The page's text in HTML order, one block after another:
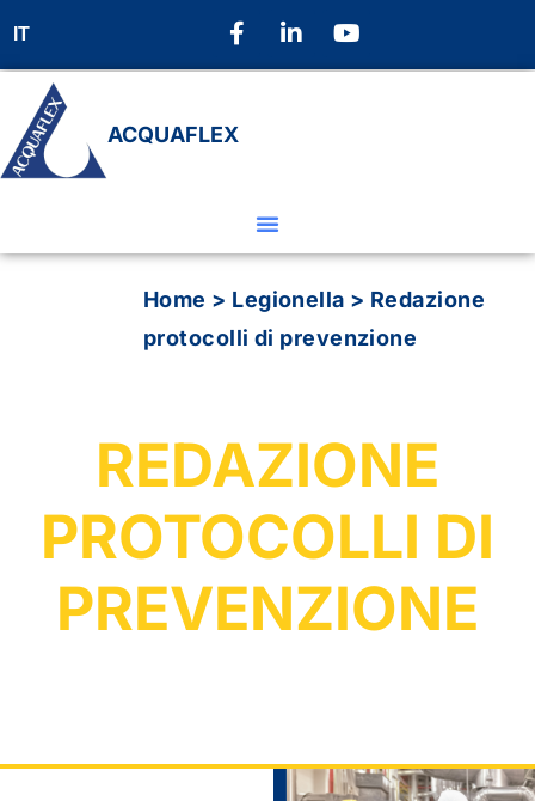
IT
ACQUAFLEX
Home > Legionella > Redazione
protocolli di prevenzione
REDAZIONE
PROTOCOLLI DI
PREVENZIONE